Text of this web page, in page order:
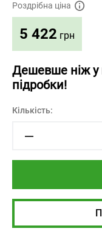
Роздрібна ціна
5 422 грн
Дешевше ніж у
підробки!
Кількість: